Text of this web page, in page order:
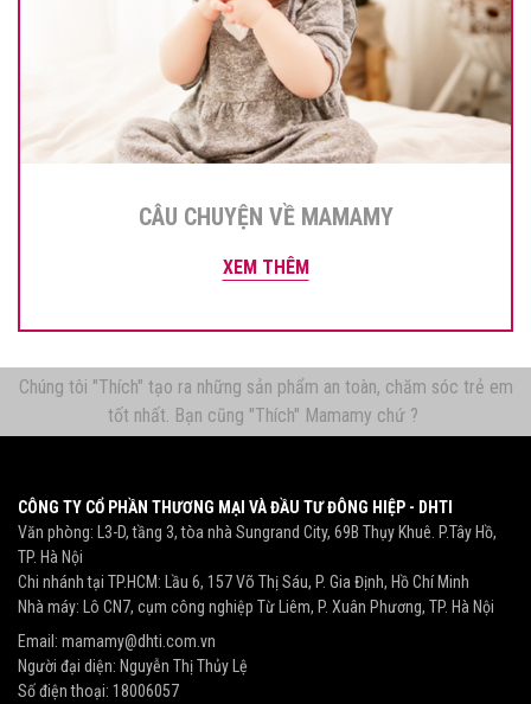
CÂU CHUYỆN VỀ MAMAMY
XEM THÊM
Chúng tôi "Thích" tạo ra những sản phẩm an toàn, chăm sóc trẻ em
tốt nhất. Bạn cũng "Thích" Mamamy chứ ?
CÔNG TY CỔ PHẦN THƯƠNG MẠI VÀ ĐẦU TƯ ĐÔNG HIỆP - DHTI
Văn phòng: L3-D, tầng 3, tòa nhà Sungrand City, 69B Thụy Khuê. P.Tây Hồ,
TP. Hà Nội
Chi nhánh tại TP.HCM: Lầu 6, 157 Võ Thị Sáu, P. Gia Định, Hồ Chí Minh
Nhà máy: Lô CN7, cụm công nghiệp Từ Liêm, P. Xuân Phương, TP. Hà Nội
Email: mamamy@dhti.com.vn
Người đại diện: Nguyễn Thị Thủy Lệ
Số điện thoại: 18006057